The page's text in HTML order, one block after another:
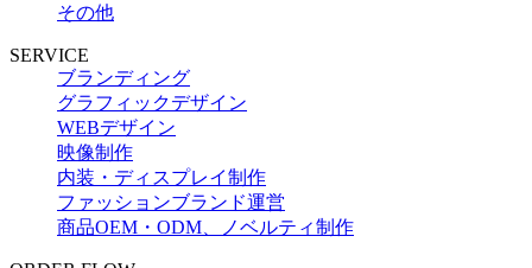
その他
SERVICE
ブランディング
グラフィックデザイン
WEBデザイン
映像制作
内装・ディスプレイ制作
ファッションブランド運営
商品OEM・ODM、ノベルティ制作